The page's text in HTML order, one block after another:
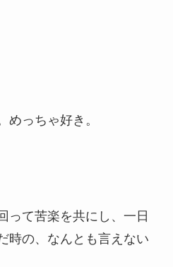
めっちゃ好き。
って苦楽を共にし、一日
時の、なんとも言えない